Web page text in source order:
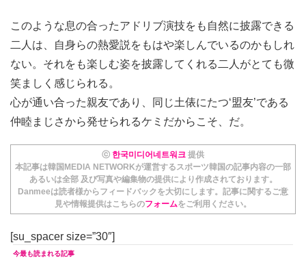
このような息の合ったアドリブ演技をも自然に披露できる
二人は、自身らの熱愛説をもはや楽しんでいるのかもしれ
ない。それをも楽しむ姿を披露してくれる二人がとても微
笑ましく感じられる。
心が通い合った親友であり、同じ土俵にたつ‘盟友’である
仲睦まじさから発せられるケミだからこそ、だ。
ⓒ 한국미디어네트워크 提供
本記事は韓国MEDIA NETWORKが運営するスポーツ韓国の記事内容の一部
あるいは全部 及び写真や編集物の提供により作成されております。
Danmeeは読者様からフィードバックを大切にします。記事に関するご意
見や情報提供はこちらのフォームをご利用ください。
[su_spacer size=”30″]